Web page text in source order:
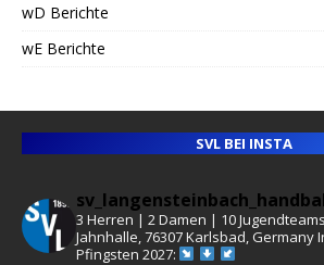
wD Berichte
wE Berichte
SVL BEI INSTA
3 Herren | 2 Damen | 10
Jahnhalle, 76307 Karlsbad, Germany
Pfingsten 2027: